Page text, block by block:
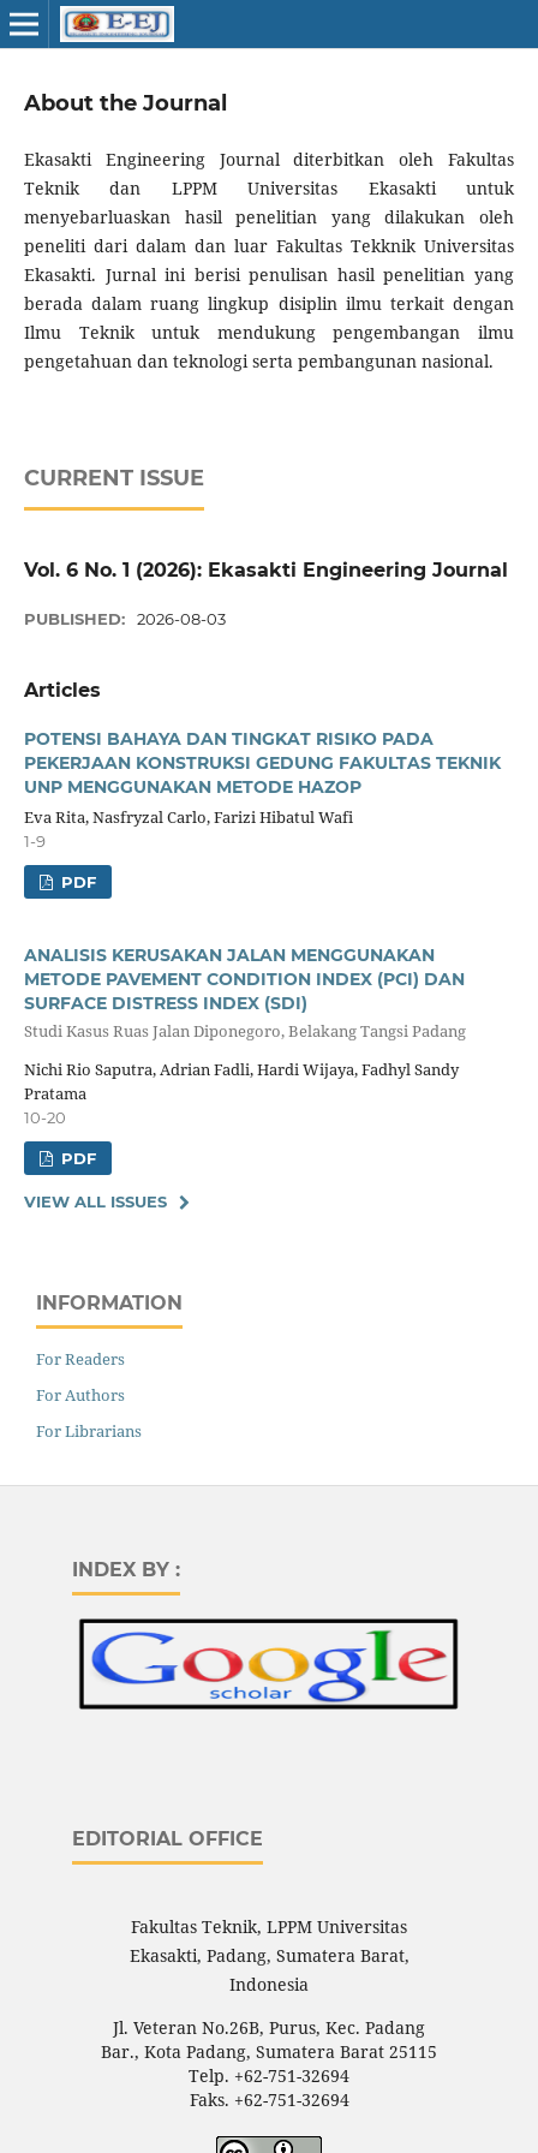
About the Journal
Ekasakti Engineering Journal diterbitkan oleh Fakultas
Teknik dan LPPM Universitas Ekasakti untuk
menyebarluaskan hasil penelitian yang dilakukan oleh
peneliti dari dalam dan luar Fakultas Tekknik Universitas
Ekasakti. Jurnal ini berisi penulisan hasil penelitian yang
berada dalam ruang lingkup disiplin ilmu terkait dengan
Ilmu Teknik untuk mendukung pengembangan ilmu
pengetahuan dan teknologi serta pembangunan nasional.
CURRENT ISSUE
Vol. 6 No. 1 (2026): Ekasakti Engineering Journal
PUBLISHED: 2026-08-03
Articles
POTENSI BAHAYA DAN TINGKAT RISIKO PADA
PEKERJAAN KONSTRUKSI GEDUNG FAKULTAS TEKNIK
UNP MENGGUNAKAN METODE HAZOP
Eva Rita, Nasfryzal Carlo, Farizi Hibatul Wafi
1-9
PDF
ANALISIS KERUSAKAN JALAN MENGGUNAKAN
METODE PAVEMENT CONDITION INDEX (PCI) DAN
SURFACE DISTRESS INDEX (SDI)
Studi Kasus Ruas Jalan Diponegoro, Belakang Tangsi Padang
Nichi Rio Saputra, Adrian Fadli, Hardi Wijaya, Fadhyl Sandy
Pratama
10-20
PDF
VIEW ALL ISSUES
INFORMATION
For Readers
For Authors
For Librarians
INDEX BY :
EDITORIAL OFFICE
Fakultas Teknik, LPPM Universitas
Ekasakti, Padang, Sumatera Barat,
Indonesia
Jl. Veteran No.26B, Purus, Kec. Padang
Bar., Kota Padang, Sumatera Barat 25115
Telp. +62-751-32694
Faks. +62-751-32694